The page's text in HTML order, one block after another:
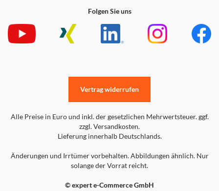
Folgen Sie uns
Alle Preise in Euro und inkl. der gesetzlichen Mehrwertsteuer. ggf.
zzgl. Versandkosten.
Lieferung innerhalb Deutschlands.
Änderungen und Irrtümer vorbehalten. Abbildungen ähnlich. Nur
solange der Vorrat reicht.
© expert e-Commerce GmbH
Vertrag widerrufen